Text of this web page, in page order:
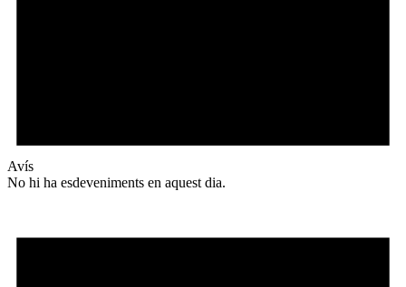
Avís
No hi ha esdeveniments en aquest dia.